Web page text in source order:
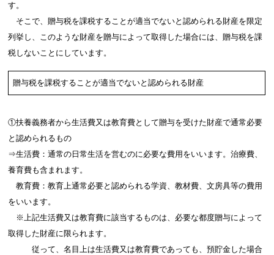
す。
そこで、贈与税を課税することが適当でないと認められる財産を限定
列挙し、このような財産を贈与によって取得した場合には、贈与税を課
税しないことにしています。
贈与税を課税することが適当でないと認められる財産
①扶養義務者から生活費又は教育費として贈与を受けた財産で通常必要
と認められるもの
⇒生活費：通常の日常生活を営むのに必要な費用をいいます。治療費、
養育費も含まれます。
教育費：教育上通常必要と認められる学資、教材費、文房具等の費用
をいいます。
※上記生活費又は教育費に該当するものは、必要な都度贈与によって
取得した財産に限られます。
従って、名目上は生活費又は教育費であっても、預貯金した場合